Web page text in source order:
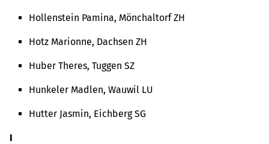
Hollenstein Pamina, Mönchaltorf ZH
Hotz Marionne, Dachsen ZH
Huber Theres, Tuggen SZ
Hunkeler Madlen, Wauwil LU
Hutter Jasmin, Eichberg SG
I